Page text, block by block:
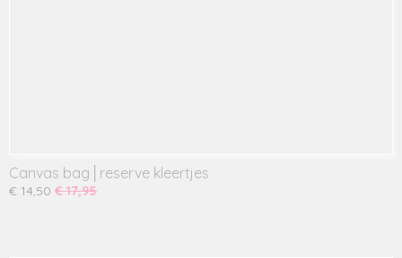
Canvas bag│reserve kleertjes
€ 14,50 € 17,95